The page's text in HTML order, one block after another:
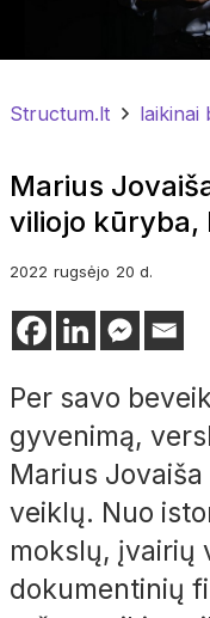
Structum.lt laikinai
Marius
viliojo kūryba,
2022 rugsėjo 20 d.
Per savo
gyvenimą,
Marius
veiklų. Nuo
mokslų, įvairių
dokumentinių